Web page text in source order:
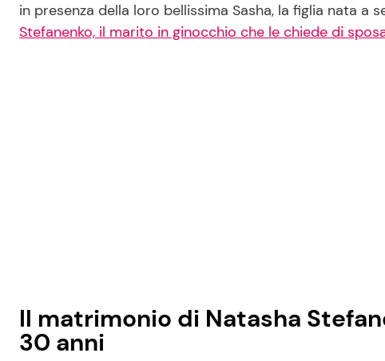
in presenza della loro bellissima Sasha, la figlia nata a
Stefanenko, il marito in ginocchio che le chiede di
Il matrimonio di Natasha
30 anni